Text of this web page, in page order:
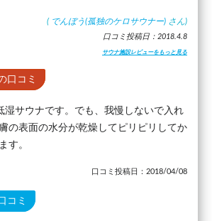
( でんぼう(孤独のケロサウナー) さん)
口コミ投稿日：2018.4.8
サウナ施設レビューをもっと見る
口コミ
サウナです。でも、我慢しないで入れ
の表面の水分が乾燥してピリピリしてか
す。
口コミ投稿日：2018/04/08
コミ